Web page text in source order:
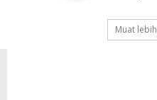
Muat